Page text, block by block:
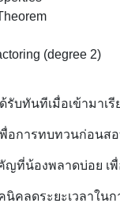
(degree 2)
รับทันทีเมื่อเข้ามาเ
พื่อการทบทวนก่อนสอ
ญที่น้องพลาดบ่อย เ
นิคลดระยะเวลาใน